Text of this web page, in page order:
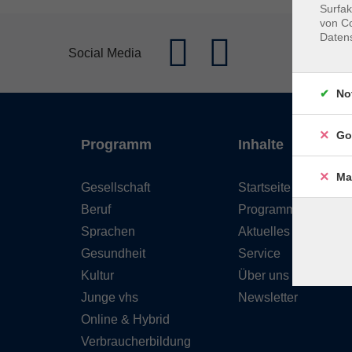
Social Media
Programm
Gesellschaft
Beruf
Sprachen
Gesundheit
Kultur
Junge vhs
Online & Hybrid
Verbraucherbildung
Inhalte
Startseite
Programm
Aktuelles
Service
Über uns
Newsletter
von